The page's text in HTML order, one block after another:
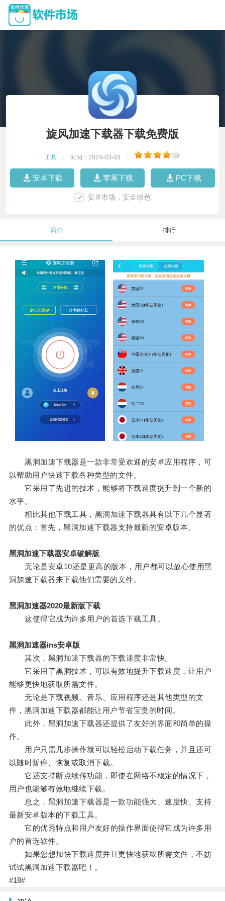
旋风加速下载器下载免费版
工具 时间：2024-03-03
安卓下载 苹果下载 PC下载
安卓市场，安全绿色
简介 排行
黑洞加速下载器是一款非常受欢迎的安卓应用程序，可
以帮助用户快速下载各种类型的文件。
它采用了先进的技术，能够将下载速度提升到一个新的
水平。
相比其他下载工具，黑洞加速下载器具有以下几个显著
的优点：首先，黑洞加速下载器支持最新的安卓版本。
黑洞加速下载器安卓破解版
无论是安卓10还是更高的版本，用户都可以放心使用黑
洞加速下载器来下载他们需要的文件。
黑洞加速器2020最新版下载
这使得它成为许多用户的首选下载工具。
黑洞加速器ins安卓版
其次，黑洞加速下载器的下载速度非常快。
它采用了黑洞技术，可以有效地提升下载速度，让用户
能够更快地获取所需文件。
无论是下载视频、音乐、应用程序还是其他类型的文
件，黑洞加速下载器都能让用户节省宝贵的时间。
此外，黑洞加速下载器还提供了友好的界面和简单的操
作。
用户只需几步操作就可以轻松启动下载任务，并且还可
以随时暂停、恢复或取消下载。
它还支持断点续传功能，即使在网络不稳定的情况下，
用户也能够有效地继续下载。
总之，黑洞加速下载器是一款功能强大、速度快、支持
最新安卓版本的下载工具。
它的优秀特点和用户友好的操作界面使得它成为许多用
户的首选软件。
如果您想加快下载速度并且更快地获取所需文件，不妨
试试黑洞加速下载器吧！。
#18#